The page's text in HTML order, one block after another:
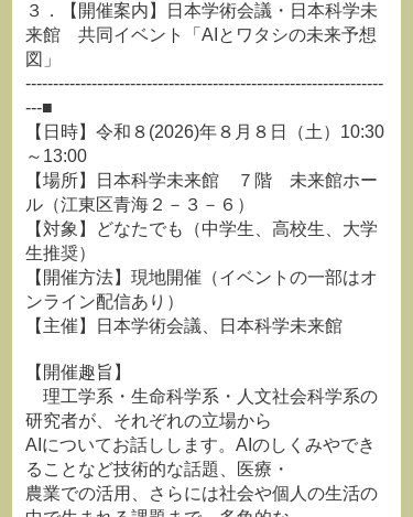
３．【開催案内】日本学術会議・日本科学未
来館 共同イベント「AIとワタシの未来予想
図」
-----------------------------------------------------------------
---■
【日時】令和８(2026)年８月８日（土）10:30
～13:00
【場所】日本科学未来館 ７階 未来館ホー
ル（江東区青海２－３－６）
【対象】どなたでも（中学生、高校生、大学
生推奨）
【開催方法】現地開催（イベントの一部はオ
ンライン配信あり）
【主催】日本学術会議、日本科学未来館
【開催趣旨】
理工学系・生命科学系・人文社会科学系の
研究者が、それぞれの立場から
AIについてお話しします。AIのしくみやでき
ることなど技術的な話題、医療・
農業での活用、さらには社会や個人の生活の